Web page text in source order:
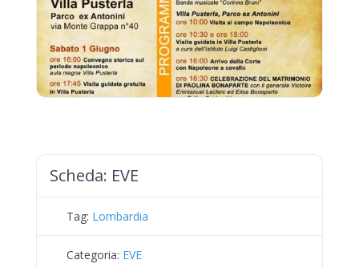
Scheda: EVE
Tag: Lombardia
Categoria: EVE